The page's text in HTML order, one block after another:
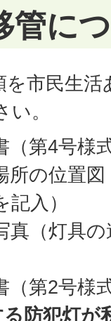
管に
を市民生活
。
（第4号様
所の位置図
入）
真（灯具の
（第2号様
防犯灯が